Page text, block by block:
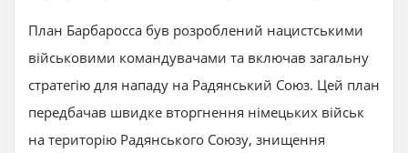
План Барбаросса був розроблений нацистськими
військовими командувачами та включав загальну
стратегію для нападу на Радянський Союз. Цей план
передбачав швидке вторгнення німецьких військ
на територію Радянського Союзу, знищення